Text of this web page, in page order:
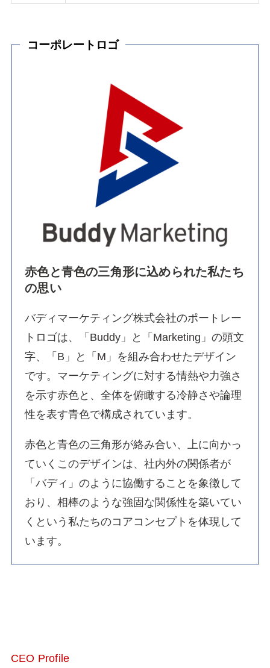
コーポレートロゴ
赤色と青色の三角形に込められた私たち
の思い
バディマーケティング株式会社のポートレー
トロゴは、「Buddy」と「Marketing」の頭文
字、「B」と「M」を組み合わせたデザイン
です。マーケティングに対する情熱や力強さ
を示す赤色と、全体を俯瞰する冷静さや論理
性を表す青色で構成されています。
赤色と青色の三角形が絡み合い、上に向かっ
ていくこのデザインは、社内外の関係者が
「バディ」のように協働することを象徴して
おり、相棒のような強固な関係性を築いてい
くという私たちのコアコンセプトを体現して
います。